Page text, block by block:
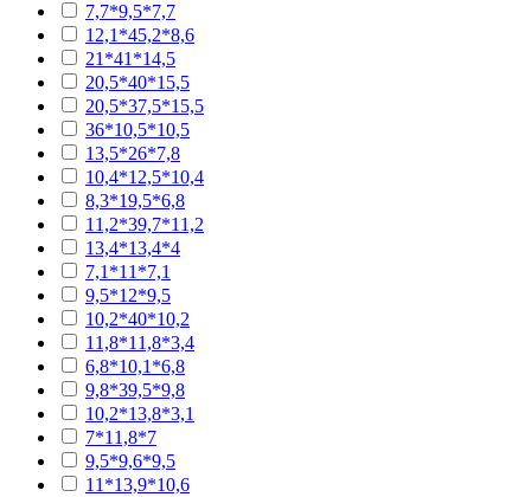
7,7*9,5*7,7
12,1*45,2*8,6
21*41*14,5
20,5*40*15,5
20,5*37,5*15,5
36*10,5*10,5
13,5*26*7,8
10,4*12,5*10,4
8,3*19,5*6,8
11,2*39,7*11,2
13,4*13,4*4
7,1*11*7,1
9,5*12*9,5
10,2*40*10,2
11,8*11,8*3,4
6,8*10,1*6,8
9,8*39,5*9,8
10,2*13,8*3,1
7*11,8*7
9,5*9,6*9,5
11*13,9*10,6